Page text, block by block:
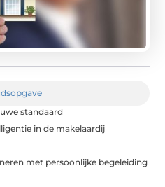
standaard
in de makelaardij
met persoonlijke begeleiding